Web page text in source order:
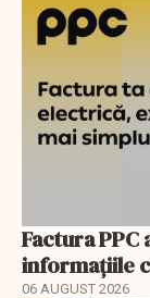
Factura
informațiile
06 AUGUST 2026